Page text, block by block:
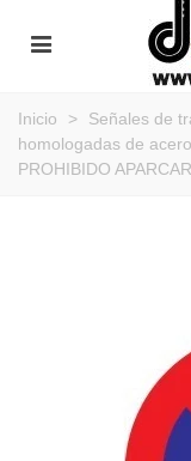
Inicio > Señales de
homologadas de acero
PROHIBIDO APARCAR